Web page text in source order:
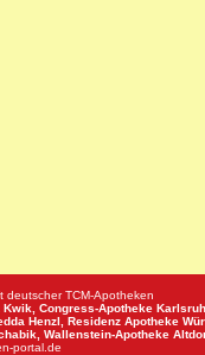
deutscher TCM-Apotheken
Congress-Apotheke
Henzl, Residenz Apotheke
Wallenstein-Apotheke
portal.de